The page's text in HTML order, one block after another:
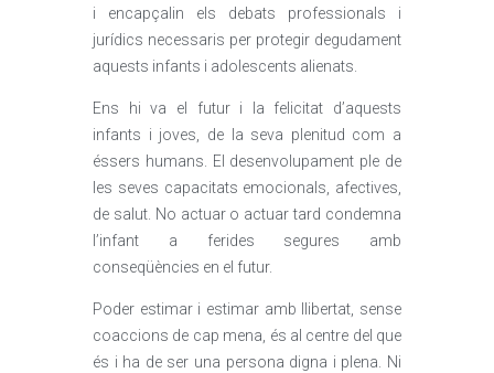
i encapçalin els debats professionals i
jurídics necessaris per protegir degudament
aquests infants i adolescents alienats.
Ens hi va el futur i la felicitat d’aquests
infants i joves, de la seva plenitud com a
éssers humans. El desenvolupament ple de
les seves capacitats emocionals, afectives,
de salut. No actuar o actuar tard condemna
l’infant a ferides segures amb
conseqüències en el futur.
Poder estimar i estimar amb llibertat, sense
coaccions de cap mena, és al centre del que
és i ha de ser una persona digna i plena. Ni